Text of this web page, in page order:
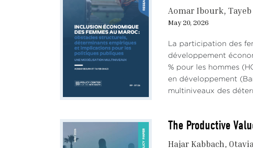
Aomar Ibourk
May 20, 2026
La participation des
développement
% pour les hommes
en développement
multiniveaux des
The Productive
Hajar Kabbach